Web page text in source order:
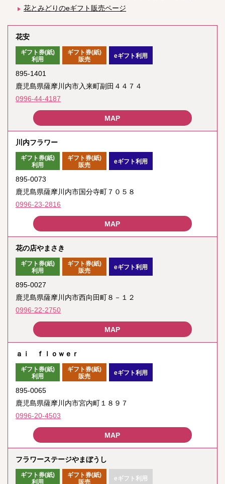
花とみどりのeギフト販売ページ
花安
ギフト券(紙)
利用
ギフト券(紙)
販売
eギフト利用
895-1401
鹿児島県薩摩川内市入来町副田４４７４
0996-44-4187
川内フラワー
ギフト券(紙)
利用
ギフト券(紙)
販売
eギフト利用
895-0073
鹿児島県薩摩川内市国分寺町７０５８
0996-23-2816
花の店やまさき
ギフト券(紙)
利用
ギフト券(紙)
販売
eギフト利用
895-0027
鹿児島県薩摩川内市西向田町８－１２
0996-22-2750
ａｉ ｆｌｏｗｅｒ
ギフト券(紙)
利用
ギフト券(紙)
販売
eギフト利用
895-0065
鹿児島県薩摩川内市宮内町１８９７
0996-20-4503
フラワーステージやまぼうし
ギフト券(紙)
利用
ギフト券(紙)
販売
eギフト利用